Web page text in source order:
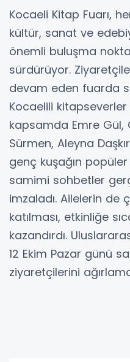
Kocaeli Kitap Fuarı,
kültür, sanat ve
önemli buluşma
sürdürüyor.
devam eden fuarda
Kocaelili kitapseverler
kapsamda Emre Gül,
Sürmen, Aleyna
genç kuşağın
samimi sohbetler
imzaladı. Ailelerin de
katılması, etkinliğe
kazandırdı.
12 Ekim Pazar günü
ziyaretçilerini